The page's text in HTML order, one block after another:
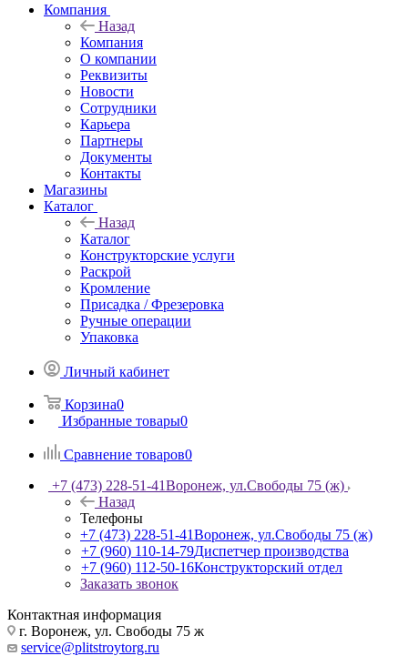
Компания
Назад
Компания
О компании
Реквизиты
Новости
Сотрудники
Карьера
Партнеры
Документы
Контакты
Магазины
Каталог
Назад
Каталог
Конструкторские услуги
Раскрой
Кромление
Присадка / Фрезеровка
Ручные операции
Упаковка
Личный кабинет
Корзина0
Избранные товары0
Сравнение товаров0
+7 (473) 228-51-41Воронеж, ул.Свободы 75 (ж)
Назад
Телефоны
+7 (473) 228-51-41Воронеж, ул.Свободы 75 (ж)
+7 (960) 110-14-79Диспетчер производства
+7 (960) 112-50-16Конструкторский отдел
Заказать звонок
Контактная информация
г. Воронеж, ул. Свободы 75 ж
service@plitstroytorg.ru